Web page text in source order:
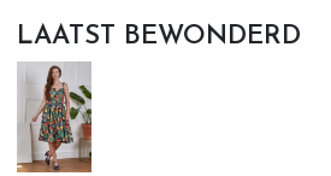
LAATST BEWONDERD